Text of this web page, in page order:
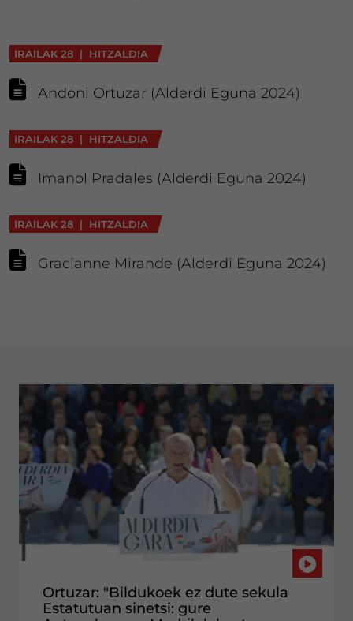
IRAILAK 28 | HITZALDIA
Andoni Ortuzar (Alderdi Eguna 2024)
IRAILAK 28 | HITZALDIA
Imanol Pradales (Alderdi Eguna 2024)
IRAILAK 28 | HITZALDIA
Gracianne Mirande (Alderdi Eguna 2024)
Ortuzar: "Bildukoek ez dute sekula
Estatutuan sinetsi: gure